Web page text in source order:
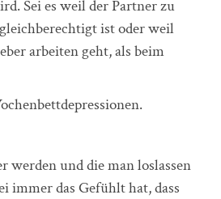
Sei es weil der Partner zu
ist oder weil
arbeiten geht, als beim
werden und die man loslassen
immer das Gefühlt hat, dass